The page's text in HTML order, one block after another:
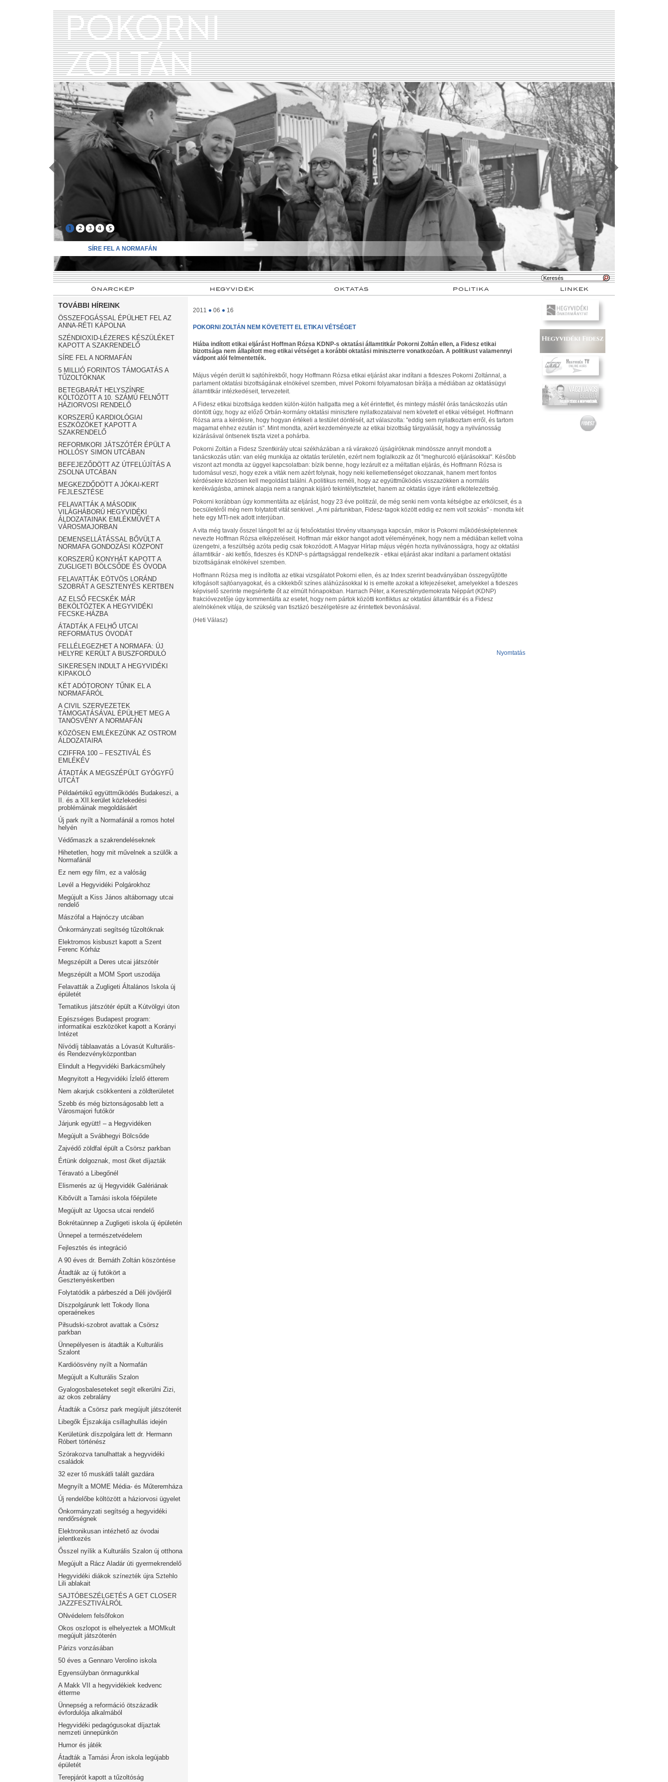
SÍRE FEL A NORMAFÁN
➎
ÖNARCKÉP HEGYVIDÉK OKTATÁS POLITIKA LINKEK
TOVÁBBI HÍREINK
ÖSSZEFOGÁSSAL ÉPÜLHET FEL AZ
ANNA-RÉTI KÁPOLNA
SZÉNDIOXID-LÉZERES KÉSZÜLÉKET
KAPOTT A SZAKRENDELŐ
SÍRE FEL A NORMAFÁN
5 MILLIÓ FORINTOS TÁMOGATÁS A
TŰZOLTÓKNAK
BETEGBARÁT HELYSZÍNRE
KÖLTÖZÖTT A 10. SZÁMÚ FELNŐTT
HÁZIORVOSI RENDELŐ
KORSZERŰ KARDIOLÓGIAI
ESZKÖZÖKET KAPOTT A
SZAKRENDELŐ
REFORMKORI JÁTSZÓTÉR ÉPÜLT A
HOLLÓSY SIMON UTCÁBAN
BEFEJEZŐDÖTT AZ ÚTFELÚJÍTÁS A
ZSOLNA UTCÁBAN
MEGKEZDŐDÖTT A JÓKAI-KERT
FEJLESZTÉSE
FELAVATTÁK A MÁSODIK
VILÁGHÁBORÚ HEGYVIDÉKI
ÁLDOZATAINAK EMLÉKMŰVÉT A
VÁROSMAJORBAN
DEMENSELLÁTÁSSAL BŐVÜLT A
NORMAFA GONDOZÁSI KÖZPONT
KORSZERŰ KONYHÁT KAPOTT A
ZUGLIGETI BÖLCSŐDE ÉS ÓVODA
FELAVATTÁK EÖTVÖS LORÁND
SZOBRÁT A GESZTENYÉS KERTBEN
AZ ELSŐ FECSKÉK MÁR
BEKÖLTÖZTEK A HEGYVIDÉKI
FECSKE-HÁZBA
ÁTADTÁK A FELHŐ UTCAI
REFORMÁTUS ÓVODÁT
FELLÉLEGEZHET A NORMAFA: ÚJ
HELYRE KERÜLT A BUSZFORDULÓ
SIKERESEN INDULT A HEGYVIDÉKI
KIPAKOLÓ
KÉT ADÓTORONY TŰNIK EL A
NORMAFÁRÓL
A CIVIL SZERVEZETEK
TÁMOGATÁSÁVAL ÉPÜLHET MEG A
TANÖSVÉNY A NORMAFÁN
KÖZÖSEN EMLÉKEZÜNK AZ OSTROM
ÁLDOZATAIRA
CZIFFRA 100 – FESZTIVÁL ÉS
EMLÉKÉV
ÁTADTÁK A MEGSZÉPÜLT GYÓGYFŰ
UTCÁT
Példaértékű együttműködés Budakeszi, a
II. és a XII.kerület közlekedési
problémáinak megoldásáért
Új park nyílt a Normafánál a romos hotel
helyén
Védőmaszk a szakrendeléseknek
Hihetetlen, hogy mit művelnek a szülők a
Normafánál
Ez nem egy film, ez a valóság
Levél a Hegyvidéki Polgárokhoz
Megújult a Kiss János altábornagy utcai
rendelő
Mászófal a Hajnóczy utcában
Önkormányzati segítség tűzoltóknak
Elektromos kisbuszt kapott a Szent
Ferenc Kórház
Megszépült a Deres utcai játszótér
Megszépült a MOM Sport uszodája
Felavatták a Zugligeti Általános Iskola új
épületét
Tematikus játszótér épült a Kútvölgyi úton
Egészséges Budapest program:
informatikai eszközöket kapott a Korányi
Intézet
Nívódíj táblaavatás a Lóvasút Kulturális-
és Rendezvényközpontban
Elindult a Hegyvidéki Barkácsműhely
Megnyitott a Hegyvidéki Ízlelő étterem
Nem akarjuk csökkenteni a zöldterületet
Szebb és még biztonságosabb lett a
Városmajori futókör
Járjunk együtt! – a Hegyvidéken
Megújult a Svábhegyi Bölcsőde
Zajvédő zöldfal épült a Csörsz parkban
Értünk dolgoznak, most őket díjazták
Téravató a Libegőnél
Elismerés az új Hegyvidék Galériának
Kibővült a Tamási iskola főépülete
Megújult az Ugocsa utcai rendelő
Bokrétaünnep a Zugligeti iskola új épületén
Ünnepel a természetvédelem
Fejlesztés és integráció
A 90 éves dr. Bernáth Zoltán köszöntése
Átadták az új futókört a
Gesztenyéskertben
Folytatódik a párbeszéd a Déli jövőjéről
Díszpolgárunk lett Tokody Ilona
operaénekes
Piłsudski-szobrot avattak a Csörsz
parkban
Ünnepélyesen is átadták a Kulturális
Szalont
Kardióösvény nyílt a Normafán
Megújult a Kulturális Szalon
Gyalogosbaleseteket segít elkerülni Zizi,
az okos zebralány
Átadták a Csörsz park megújult játszóterét
Libegők Éjszakája csillaghullás idején
Kerületünk díszpolgára lett dr. Hermann
Róbert történész
Szórakozva tanulhattak a hegyvidéki
családok
32 ezer tő muskátli talált gazdára
Megnyílt a MOME Média- és Műteremháza
Új rendelőbe költözött a háziorvosi ügyelet
Önkormányzati segítség a hegyvidéki
rendőrségnek
Elektronikusan intézhető az óvodai
jelentkezés
Ősszel nyílik a Kulturális Szalon új otthona
Megújult a Rácz Aladár úti gyermekrendelő
Hegyvidéki diákok színezték újra Sztehlo
Lili ablakait
SAJTÓBESZÉLGETÉS A GET CLOSER
JAZZFESZTIVÁLRÓL
ONvédelem felsőfokon
Okos oszlopot is elhelyeztek a MOMkult
megújult játszóterén
Párizs vonzásában
50 éves a Gennaro Verolino iskola
Egyensúlyban önmagunkkal
A Makk VII a hegyvidékiek kedvenc
étterme
Ünnepség a reformáció ötszázadik
évfordulója alkalmából
Hegyvidéki pedagógusokat díjaztak
nemzeti ünnepünkön
Humor és játék
Átadták a Tamási Áron iskola legújabb
épületét
Terepjárót kapott a tűzoltóság
2011 ● 06 ● 16
POKORNI ZOLTÁN NEM KÖVETETT EL ETIKAI VÉTSÉGET
Hiába indított etikai eljárást Hoffman Rózsa KDNP-s oktatási államtitkár Pokorni Zoltán ellen, a Fidesz etikai
bizottsága nem állapított meg etikai vétséget a korábbi oktatási miniszterre vonatkozóan. A politikust valamennyi
vádpont alól felmentették.
Május végén derült ki sajtóhírekből, hogy Hoffmann Rózsa etikai eljárást akar indítani a fideszes Pokorni Zoltánnal, a
parlament oktatási bizottságának elnökével szemben, mivel Pokorni folyamatosan bírálja a médiában az oktatásügyi
államtitkár intézkedéseit, tervezeteit.
A Fidesz etikai bizottsága kedden külön-külön hallgatta meg a két érintettet, és mintegy másfél órás tanácskozás után
döntött úgy, hogy az előző Orbán-kormány oktatási minisztere nyilatkozataival nem követett el etikai vétséget. Hoffmann
Rózsa arra a kérdésre, hogy hogyan értékeli a testület döntését, azt válaszolta: "eddig sem nyilatkoztam erről, és tartom
magamat ehhez ezután is". Mint mondta, azért kezdeményezte az etikai bizottság tárgyalását, hogy a nyilvánosság
kizárásával öntsenek tiszta vizet a pohárba.
Pokorni Zoltán a Fidesz Szentkirály utcai székházában a rá várakozó újságíróknak mindössze annyit mondott a
tanácskozás után: van elég munkája az oktatás területén, ezért nem foglalkozik az őt "meghurcoló eljárásokkal". Később
viszont azt mondta az üggyel kapcsolatban: bízik benne, hogy lezárult ez a méltatlan eljárás, és Hoffmann Rózsa is
tudomásul veszi, hogy ezek a viták nem azért folynak, hogy neki kellemetlenséget okozzanak, hanem mert fontos
kérdésekre közösen kell megoldást találni. A politikus reméli, hogy az együttműködés visszazökken a normális
kerékvágásba, aminek alapja nem a rangnak kijáró tekintélytisztelet, hanem az oktatás ügye iránti elkötelezettség.
Pokorni korábban úgy kommentálta az eljárást, hogy 23 éve politizál, de még senki nem vonta kétségbe az erkölcseit, és a
becsületéről még nem folytatott vitát senkivel. „A mi pártunkban, Fidesz-tagok között eddig ez nem volt szokás" - mondta két
hete egy MTI-nek adott interjúban.
A vita még tavaly ősszel lángolt fel az új felsőoktatási törvény vitaanyaga kapcsán, mikor is Pokorni működésképtelennek
nevezte Hoffman Rózsa elképzeléseit. Hoffman már ekkor hangot adott véleményének, hogy nem a médiában kellett volna
üzengetni, a feszültség azóta pedig csak fokozódott. A Magyar Hírlap május végén hozta nyilvánosságra, hogy az oktatási
államtitkár - aki kettős, fideszes és KDNP-s párttagsággal rendelkezik - etikai eljárást akar indítani a parlament oktatási
bizottságának elnökével szemben.
Hoffmann Rózsa meg is indította az etikai vizsgálatot Pokorni ellen, és az Index szerint beadványában összegyűjtötte
kifogásolt sajtóanyagokat, és a cikkekből színes aláhúzásokkal ki is emelte azokat a kifejezéseket, amelyekkel a fideszes
képviselő szerinte megsértette őt az elmúlt hónapokban. Harrach Péter, a Kereszténydemokrata Néppárt (KDNP)
frakcióvezetője úgy kommentálta az esetet, hogy nem pártok közötti konfliktus az oktatási államtitkár és a Fidesz
alelnökének vitája, de szükség van tisztázó beszélgetésre az érintettek bevonásával.
(Heti Válasz)
Nyomtatás